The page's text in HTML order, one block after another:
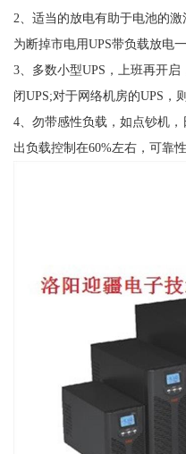
2、适当的放电有助于电池的
为断掉市电用UPS带负载放电
3、多数小型UPS，上班再开
闭UPS;对于网络机房的UPS，
4、勿带感性负载，如点钞机
出负载控制在60%左右，可靠性